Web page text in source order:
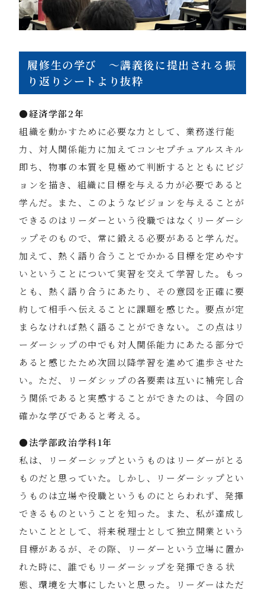
履修生の学び ～講義後に提出される振
り返りシートより抜粋
●経済学部2年
組織を動かすために必要な力として、業務遂行能
力、対人関係能力に加えてコンセプチュアルスキル
即ち、物事の本質を見極めて判断するとともにビジ
ョンを描き、組織に目標を与える力が必要であると
学んだ。また、このようなビジョンを与えることが
できるのはリーダーという役職ではなくリーダーシ
ップそのもので、常に鍛える必要があると学んだ。
加えて、熱く語り合うことでかかる目標を定めやす
いということについて実習を交えて学習した。もっ
とも、熱く語り合うにあたり、その意図を正確に要
約して相手へ伝えることに課題を感じた。要点が定
まらなければ熱く語ることができない。この点はリ
ーダーシップの中でも対人関係能力にあたる部分で
あると感じたため次回以降学習を進めて進歩させた
い。ただ、リーダシップの各要素は互いに補完し合
う関係であると実感することができたのは、今回の
確かな学びであると考える。
●法学部政治学科1年
私は、リーダーシップというものはリーダーがとる
ものだと思っていた。しかし、リーダーシップとい
うものは立場や役職というものにとらわれず、発揮
できるものということを知った。また、私が達成し
たいこととして、将来税理士として独立開業という
目標があるが、その際、リーダーという立場に置か
れた時に、誰でもリーダーシップを発揮できる状
態、環境を大事にしたいと思った。リーダーはただ